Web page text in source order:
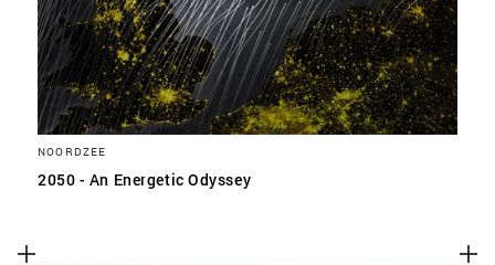
NOORDZEE
2050 - An Energetic Odyssey